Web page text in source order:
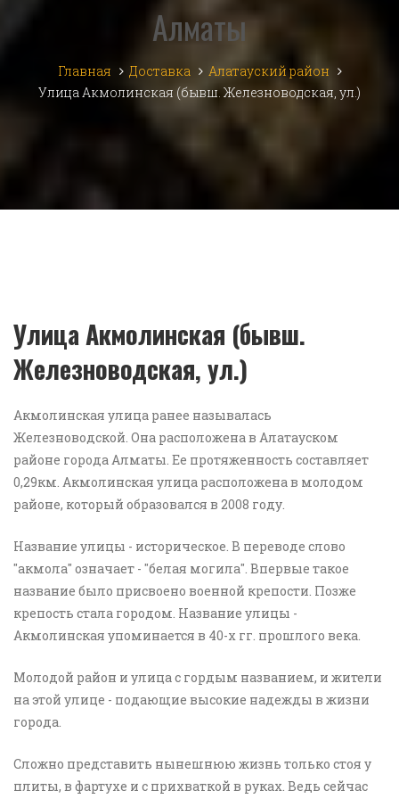
Алматы
Главная Доставка
Алатауский район
Улица Акмолинская (бывш. Железноводская, ул.)
Улица Акмолинская (бывш.
Железноводская, ул.)
Акмолинская улица ранее называлась
Железноводской. Она расположена в Алатауском
районе города Алматы. Ее протяженность составляет
0,29км. Акмолинская улица расположена в молодом
районе, который образовался в 2008 году.
Название улицы - историческое. В переводе слово
"акмола" означает - "белая могила". Впервые такое
название было присвоено военной крепости. Позже
крепость стала городом. Название улицы -
Акмолинская упоминается в 40-х гг. прошлого века.
Молодой район и улица с гордым названием, и жители
на этой улице - подающие высокие надежды в жизни
города.
Сложно представить нынешнюю жизнь только стоя у
плиты, в фартухе и с прихваткой в руках. Ведь сейчас